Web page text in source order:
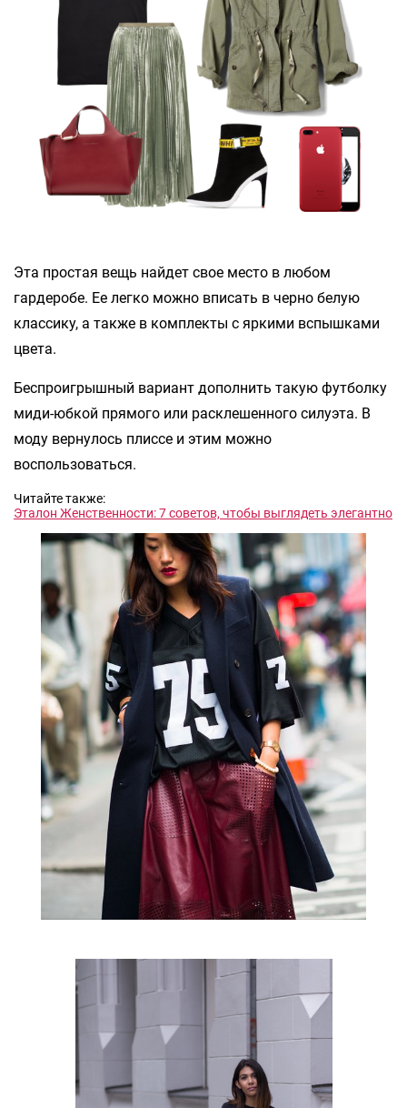
Эта простая вещь найдет свое место в любом
гардеробе. Ее легко можно вписать в черно белую
классику, а также в комплекты с яркими вспышками
цвета.
Беспроигрышный вариант дополнить такую футболку
миди-юбкой прямого или расклешенного силуэта. В
моду вернулось плиссе и этим можно
воспользоваться.
Читайте также:
Эталон Женственности: 7 советов, чтобы выглядеть элегантно